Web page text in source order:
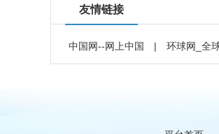
友情链接
中国网--网上中国 | 环球网_全